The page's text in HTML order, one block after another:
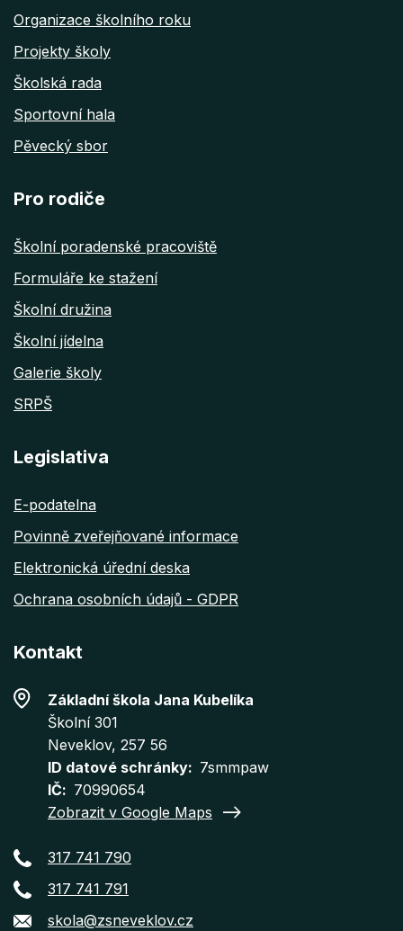
Organizace školního roku
Projekty školy
Školská rada
Sportovní hala
Pěvecký sbor
Pro rodiče
Školní poradenské pracoviště
Formuláře ke stažení
Školní družina
Školní jídelna
Galerie školy
SRPŠ
Legislativa
E-podatelna
Povinně zveřejňované informace
Elektronická úřední deska
Ochrana osobních údajů - GDPR
Kontakt
Základní škola Jana Kubelíka
Školní 301
Neveklov, 257 56
ID datové schránky
7smmpaw
IČ
70990654
Zobrazit v Google Maps
317 741 790
317 741 791
skola@zsneveklov.cz